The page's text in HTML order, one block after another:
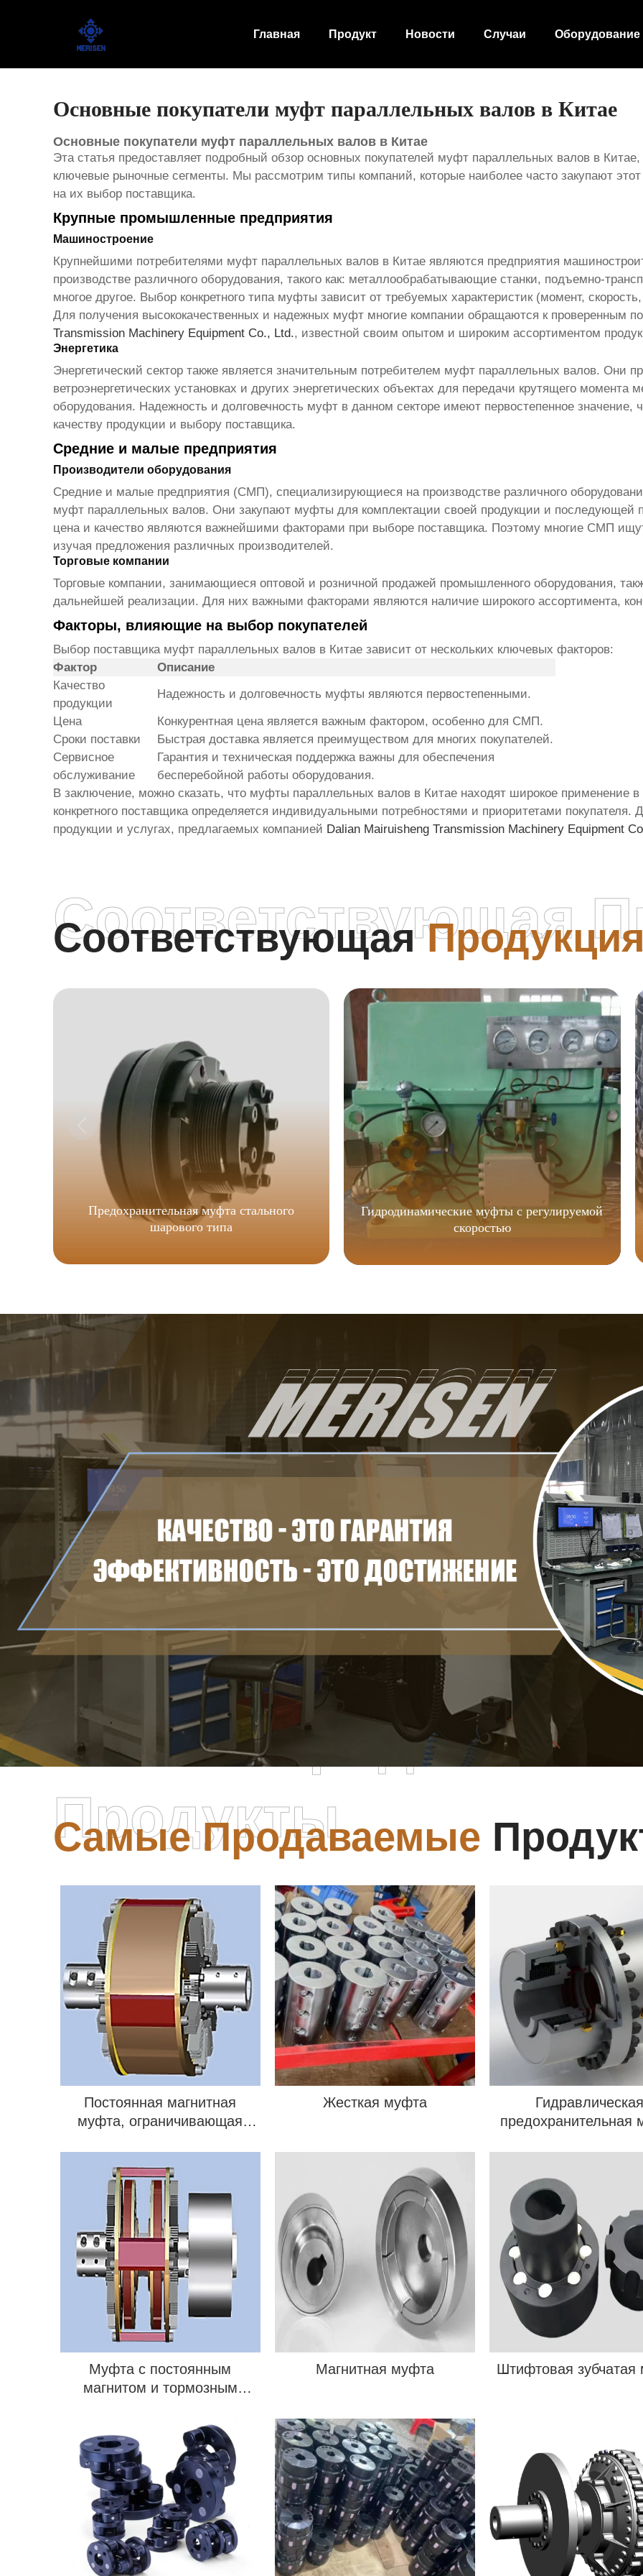
Главная Продукт Новости Случаи Оборудование
Оборудование завода
Основные покупатели муфт параллельных валов в Китае
Основные покупатели муфт параллельных валов в Китае
Эта статья предоставляет подробный обзор основных покупателей муфт параллельных валовв Китае,
ключевые рыночные сегменты. Мы рассмотрим типы компаний, которые наиболее часто закупают
на их выбор поставщика.
Крупные промышленные предприятия
Машиностроение
Крупнейшими потребителями муфт параллельных валовв Китае являются предприятия
производстве различного оборудования, такого как: металлообрабатывающие станки, подъемно-
многое другое. Выбор конкретного типа муфты зависит от требуемых характеристик (момент,
Для получения высококачественных и надежных муфт многие компании обращаются к проверенным
Transmission Machinery Equipment Co., Ltd., известной своим опытом и широким ассортиментом
Энергетика
Энергетический сектор также является значительным потребителем муфт параллельных валов. Они
ветроэнергетических установках и других энергетических объектах для передачи крутящего
оборудования. Надежность и долговечность муфт в данном секторе имеют первостепенное значение,
качеству продукции и выбору поставщика.
Средние и малые предприятия
Производители оборудования
Средние и малые предприятия (СМП), специализирующиеся на производстве различного
муфт параллельных валов. Они закупают муфты для комплектации своей продукции и
цена и качество являются важнейшими факторами при выборе поставщика. Поэтому многие СМП
изучая предложения различных производителей.
Торговые компании
Торговые компании, занимающиеся оптовой и розничной продажей промышленного оборудования,
дальнейшей реализации. Для них важными факторами являются наличие широкого ассортимента,
Факторы, влияющие на выбор покупателей
Выбор поставщика муфт параллельных валовв Китае зависит от нескольких ключевых факторов:
Фактор
Описание
Качество
продукции
Надежность и долговечность муфты являются первостепенными.
Цена
Конкурентная цена является важным фактором, особенно для СМП.
Сроки поставки
Быстрая доставка является преимуществом для многих покупателей.
Сервисное
обслуживание
Гарантия и техническая поддержка важны для обеспечения
бесперебойной работы оборудования.
В заключение, можно сказать, что муфты параллельных валовв Китае находят широкое применение
конкретного поставщика определяется индивидуальными потребностями и приоритетами
продукции и услугах, предлагаемых компанией Dalian Mairuisheng Transmission Machinery Equipment
Соответствующая
Соответствующая
Предохранительная муфта стального
шарового типа
Гидродинамические муфты с регулируемой
скоростью
Самые Продаваемые
Самые
Продукты
Постоянная магнитная
муфта, ограничивающая
Жесткая муфта
Гидравлическая
предохранительная
Муфта с постоянным
магнитом и тормозным
крутящий момент
Магнитная муфта Штифтовая зубчатая